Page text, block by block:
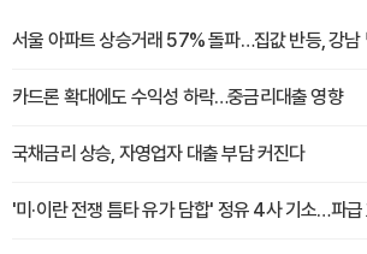
서울 아파트 상승거래 57% 돌파…집값 반등, 강남
카드론 확대에도 수익성 하락…중금리대출 영향
국채금리 상승, 자영업자 대출 부담 커진다
'미·이란 전쟁 틈타 유가 담합' 정유 4사 기소…파